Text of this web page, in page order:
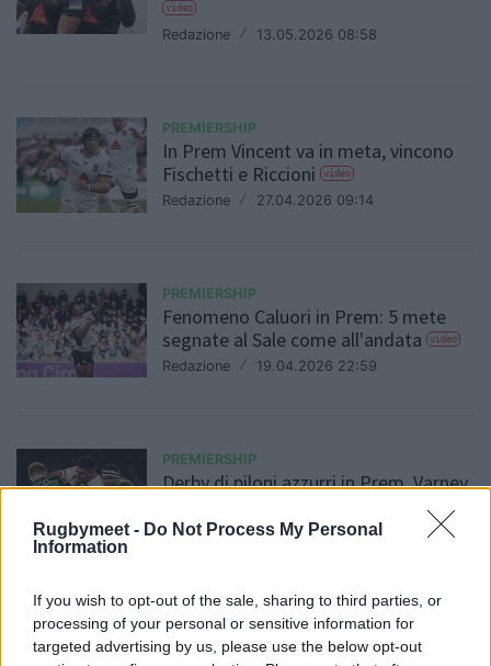
Rugbymeet - Do Not Process My Personal
Information
If you wish to opt-out of the sale, sharing to third parties, or
processing of your personal or sensitive information for
targeted advertising by us, please use the below opt-out
video
Redazione / 13.05.2026 08:58
PREMIERSHIP
In Prem Vincent va in meta, vincono
Fischetti e Riccioni video
Redazione / 27.04.2026 09:14
PREMIERSHIP
Fenomeno Caluori in Prem: 5 mete
segnate al Sale come all'andata video
Redazione / 19.04.2026 22:59
PREMIERSHIP
Derby di piloni azzurri in Prem. Varney
Daniele Goegan / 30.03.2026 08:48
PREMIERSHIP
Super Edoardo Todaro: segna una